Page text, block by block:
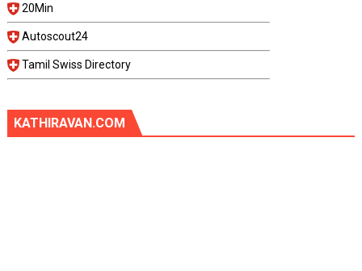
20Min
Autoscout24
Tamil Swiss Directory
KATHIRAVAN.COM